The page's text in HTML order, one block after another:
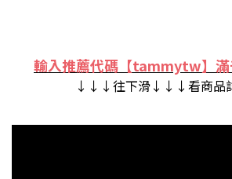
輸入推薦代碼【tammytw】
↓↓↓往下滑↓↓↓看商品